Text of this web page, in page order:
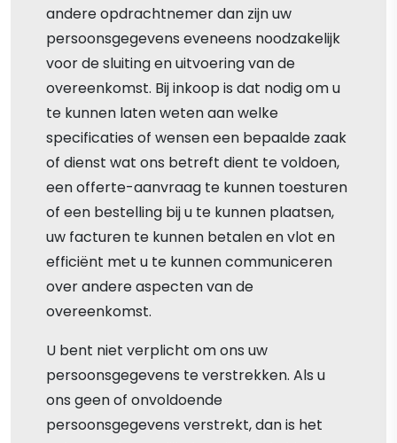
andere opdrachtnemer dan zijn uw
persoonsgegevens eveneens noodzakelijk
voor de sluiting en uitvoering van de
overeenkomst. Bij inkoop is dat nodig om u
te kunnen laten weten aan welke
specificaties of wensen een bepaalde zaak
of dienst wat ons betreft dient te voldoen,
een offerte-aanvraag te kunnen toesturen
of een bestelling bij u te kunnen plaatsen,
uw facturen te kunnen betalen en vlot en
efficiënt met u te kunnen communiceren
over andere aspecten van de
overeenkomst.
U bent niet verplicht om ons uw
persoonsgegevens te verstrekken. Als u
ons geen of onvoldoende
persoonsgegevens verstrekt, dan is het